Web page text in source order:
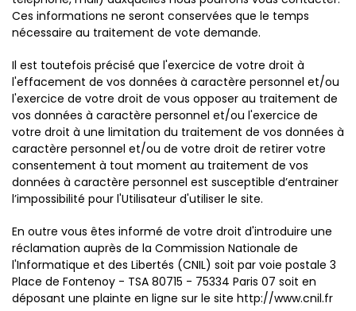
Ces informations ne seront conservées que le temps
nécessaire au traitement de vote demande.
Il est toutefois précisé que l'exercice de votre droit à
l'effacement de vos données à caractère personnel et/ou
l'exercice de votre droit de vous opposer au traitement de
vos données à caractère personnel et/ou l'exercice de
votre droit à une limitation du traitement de vos données à
caractère personnel et/ou de votre droit de retirer votre
consentement à tout moment au traitement de vos
données à caractère personnel est susceptible d’entrainer
l’impossibilité pour l'Utilisateur d'utiliser le site.
En outre vous êtes informé de votre droit d'introduire une
réclamation auprès de la Commission Nationale de
l'Informatique et des Libertés (CNIL) soit par voie postale 3
Place de Fontenoy - TSA 80715 - 75334 Paris 07 soit en
déposant une plainte en ligne sur le site http://www.cnil.fr